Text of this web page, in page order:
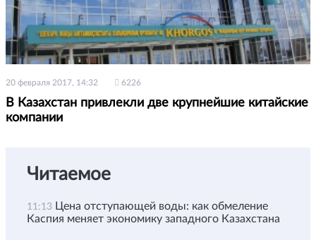
20 февраля 2017, 14:32 6226
В Казахстан привлекли две крупнейшие китайские
компании
Читаемое
11:13 Цена отступающей воды: как обмеление
Каспия меняет экономику западного Казахстана